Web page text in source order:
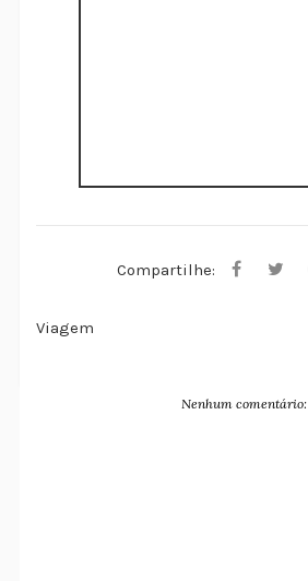
Compartilhe:
Viagem
Nenhum comentário: